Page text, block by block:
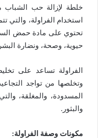
خلطة لإزالة حب
استخدام الفراولة، والتي
تحتوي على مادة حمض
حيوية، وصحة، ونضارة
الفراولة تساعد على
وتخلصها من تواجد
المسدودة، والمغلقة،
والبثور.
مكونات وصفة الفراولة: